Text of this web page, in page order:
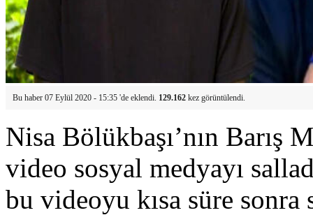
Bu haber 07 Eylül 2020 - 15:35 'de eklendi. 129.162 kez görüntülendi.
Nisa Bölükbaşı’nın Barış
video sosyal medyayı
bu videoyu kısa süre sonra